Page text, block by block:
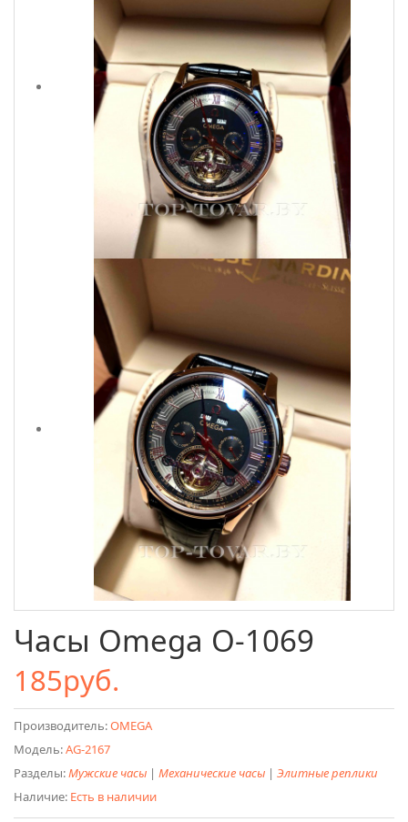
Часы Omega O-1069
185руб.
Производитель:OMEGA
Модель:AG-2167
Разделы:Мужские часы | Механические часы | Элитные реплики
Наличие: Есть в наличии